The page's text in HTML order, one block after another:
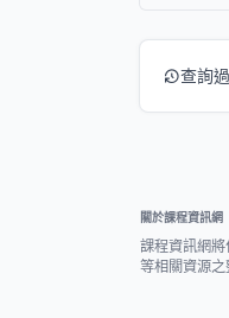
查詢
關於課程資訊網
課程資訊網
等相關資源之